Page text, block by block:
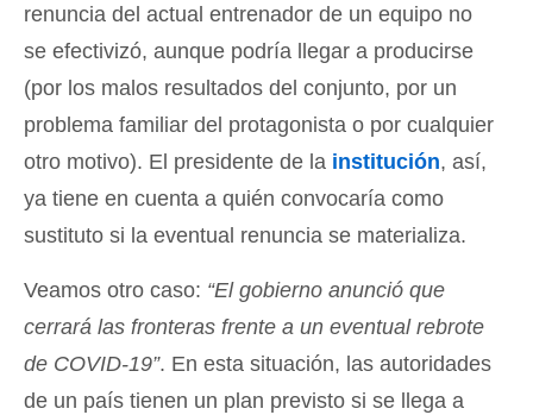
renuncia del actual entrenador de un equipo no
se efectivizó, aunque podría llegar a producirse
(por los malos resultados del conjunto, por un
problema familiar del protagonista o por cualquier
otro motivo). El presidente de la institución, así,
ya tiene en cuenta a quién convocaría como
sustituto si la eventual renuncia se materializa.
Veamos otro caso: “El gobierno anunció que
cerrará las fronteras frente a un eventual rebrote
de COVID-19”. En esta situación, las autoridades
de un país tienen un plan previsto si se llega a